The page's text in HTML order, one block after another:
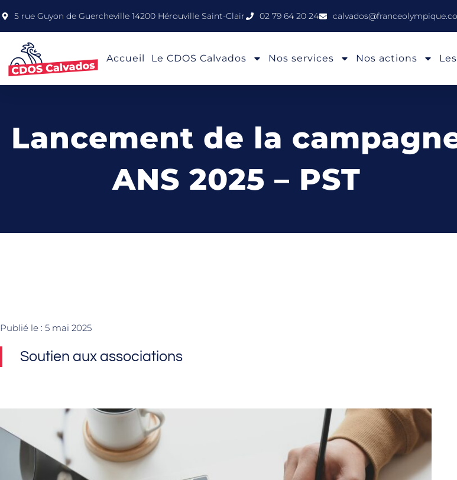
5 rue Guyon de Guercheville 14200 Hérouville Saint-Clair 02 79 64 20 24
Accueil Le CDOS Calvados Nos services Nos actions
Lancement de la
ANS 2025 – PST
Publié le : 5 mai 2025
Soutien aux associations